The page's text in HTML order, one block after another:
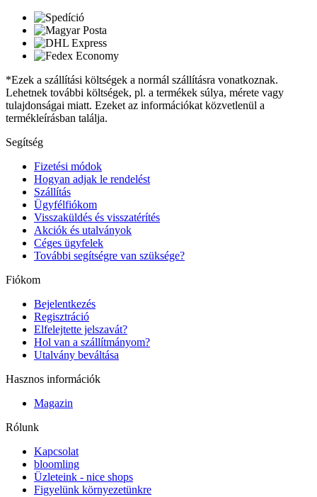
*Ezek a szállítási költségek a normál szállításra vonatkoznak.
Lehetnek további költségek, pl. a termékek súlya, mérete vagy
tulajdonságai miatt. Ezeket az információkat közvetlenül a
termékleírásban találja.
Segítség
Fizetési módok
Hogyan adjak le rendelést
Szállítás
Ügyfélfiókom
Visszaküldés és visszatérítés
Akciók és utalványok
Céges ügyfelek
További segítségre van szüksége?
Fiókom
Bejelentkezés
Regisztráció
Elfelejtette jelszavát?
Hol van a szállítmányom?
Utalvány beváltása
Hasznos információk
Magazin
Rólunk
Kapcsolat
bloomling
Üzleteink - nice shops
Figyelünk környezetünkre